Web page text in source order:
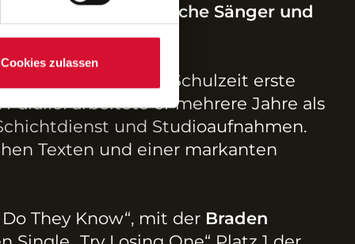
Cookies zulassen
der US-amerikanische Sänger und
Deutschland.
während seiner Schulzeit erste
arbeitete er mehrere Jahre als
und Studioaufnahmen.
Texten und einer markanten
They Know“, mit der Braden